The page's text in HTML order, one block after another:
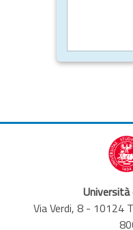
Università
Via Verdi, 8 - 10124